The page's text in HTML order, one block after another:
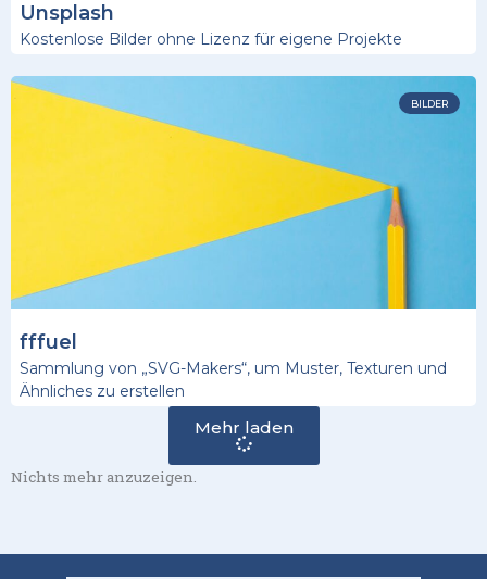
Unsplash
Kostenlose Bilder ohne Lizenz für eigene Projekte
BILDER
fffuel
Sammlung von „SVG-Makers“, um Muster, Texturen und
Ähnliches zu erstellen
Mehr laden
Nichts mehr anzuzeigen.